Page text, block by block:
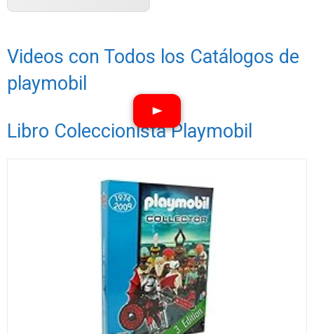
Videos con Todos los Catálogos de
playmobil
Libro Coleccionista Playmobil